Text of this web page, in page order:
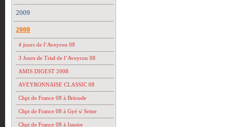
2009
2008
4 jours de l’Aveyron 08
3 Jours de Trial de l’Aveyron 08
AMIS DIGEST 2008
AVEYRONNAISE CLASSIC 08
Chpt de France 08 à Brioude
Chpt de France 08 à Gyé s/ Seine
Chpt de France 08 à Issoire